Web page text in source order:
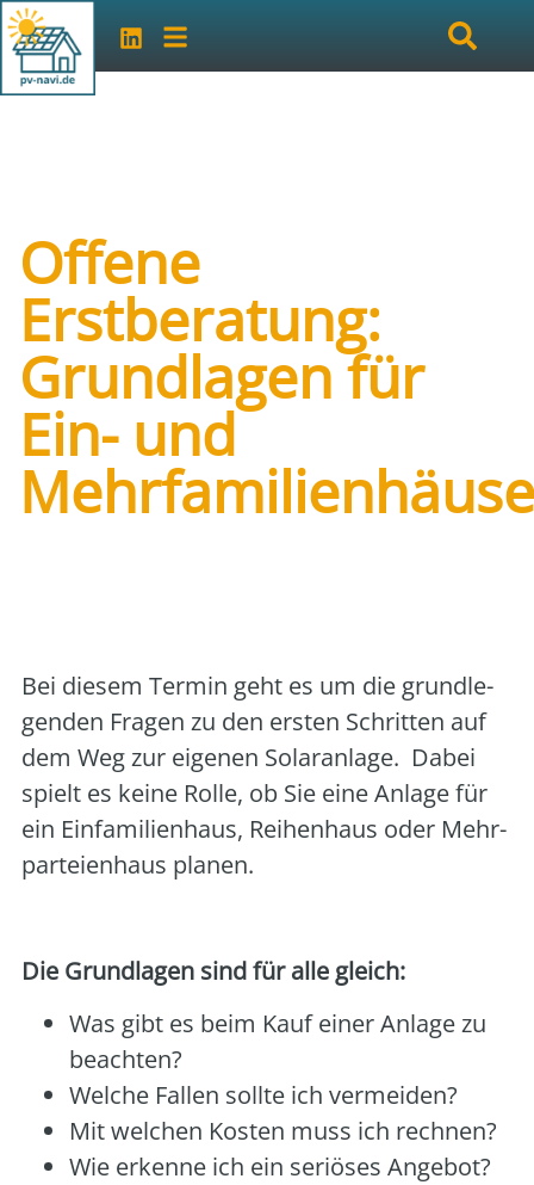
Offene
Erstberatung:
Grundlagen für
Ein- und
Bei die­sem Ter­min geht es um die grund­le­
gen­den Fra­gen zu den ers­ten Schrit­ten auf
dem Weg zur eige­nen Solar­an­la­ge. Dabei
spielt es kei­ne Rol­le, ob Sie eine Anla­ge für
ein Ein­fa­mi­li­en­haus, Rei­hen­haus oder Mehr­
par­tei­en­haus pla­nen.
Die Grund­la­gen sind für alle gleich:
Was gibt es beim Kauf einer Anla­ge zu
beach­ten?
Wel­che Fal­len soll­te ich ver­mei­den?
Mit wel­chen Kos­ten muss ich rech­nen?
Wie erken­ne ich ein seriö­ses Ange­bot?